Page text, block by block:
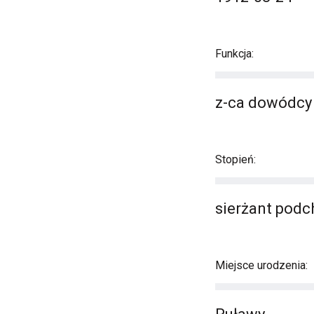
Funkcja:
z-ca dowódcy
Stopień:
sierżant
Miejsce urodzenia: